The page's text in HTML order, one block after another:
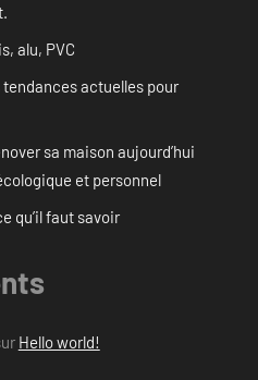
alu, PVC
actuelles pour
sa maison aujourd’hui
et personnel
qu’il faut savoir
Hello world!